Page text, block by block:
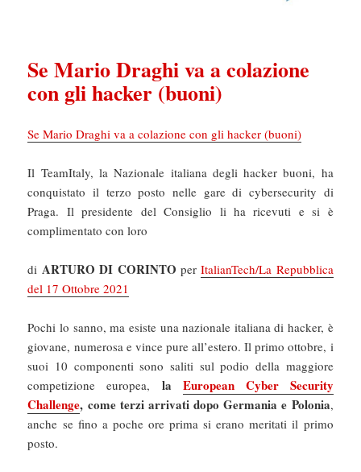
Se Mario Draghi va a colazione
con gli hacker (buoni)
Se Mario Draghi va a colazione con gli hacker (buoni)
Il TeamItaly, la Nazionale italiana degli hacker buoni, ha
conquistato il terzo posto nelle gare di cybersecurity di
Praga. Il presidente del Consiglio li ha ricevuti e si è
complimentato con loro
di ARTURO DI CORINTO perItalianTech/La Repubblica
del 17 Ottobre 2021
Pochi lo sanno, ma esiste una nazionale italiana di hacker, è
giovane, numerosa e vince pure all’estero. Il primo ottobre, i
suoi 10 componenti sono saliti sul podio della maggiore
competizione europea, la European Cyber Security
Challenge, come terzi arrivati dopo Germania e Polonia,
anche se fino a poche ore prima si erano meritati il primo
posto.